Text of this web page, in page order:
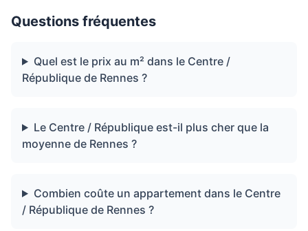
Questions fréquentes
Quel est le prix au m² dans le Centre /
République de Rennes ?
Le Centre / République est-il plus cher que la
moyenne de Rennes ?
Combien coûte un appartement dans le Centre
/ République de Rennes ?